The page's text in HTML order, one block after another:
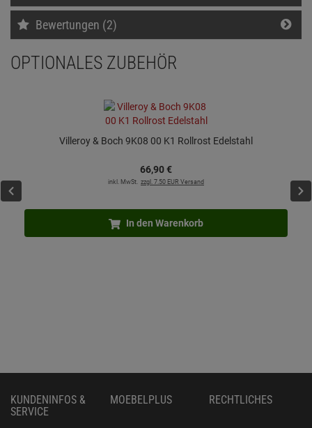
Bewertungen (2)
OPTIONALES ZUBEHÖR
Villeroy & Boch 9K08 00 K1 Rollrost Edelstahl
66,90€
inkl. MwSt. zzgl. 7.50 EUR Versand
In den Warenkorb
KUNDENINFOS &
SERVICE
MOEBELPLUS RECHTLICHES